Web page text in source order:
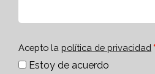
Acepto la política de privacidad
Estoy de acuerdo